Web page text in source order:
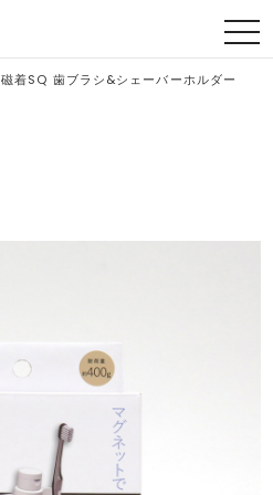
磁着SQ 歯ブラシ&シェーバーホルダー